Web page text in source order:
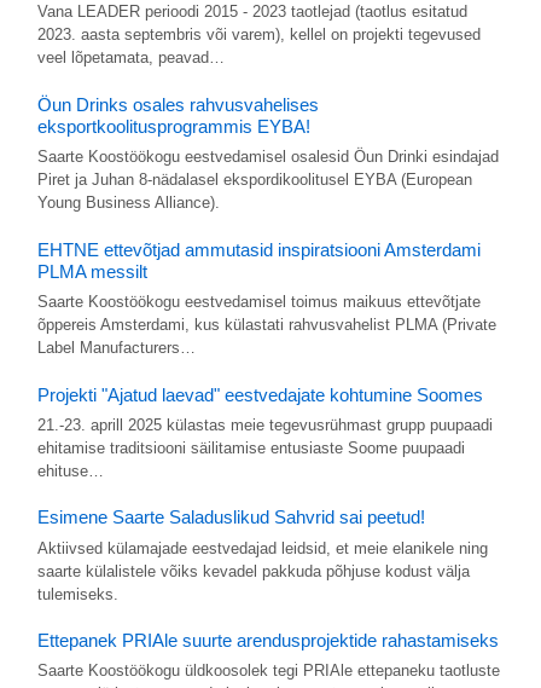
Vana LEADER perioodi 2015 - 2023 taotlejad (taotlus esitatud
2023. aasta septembris või varem), kellel on projekti tegevused
veel lõpetamata, peavad…
Öun Drinks osales rahvusvahelises
eksportkoolitusprogrammis EYBA!
Saarte Koostöökogu eestvedamisel osalesid Öun Drinki esindajad
Piret ja Juhan 8-nädalasel ekspordikoolitusel EYBA (European
Young Business Alliance).
EHTNE ettevõtjad ammutasid inspiratsiooni Amsterdami
PLMA messilt
Saarte Koostöökogu eestvedamisel toimus maikuus ettevõtjate
õppereis Amsterdami, kus külastati rahvusvahelist PLMA (Private
Label Manufacturers…
Projekti "Ajatud laevad" eestvedajate kohtumine Soomes
21.-23. aprill 2025 külastas meie tegevusrühmast grupp puupaadi
ehitamise traditsiooni säilitamise entusiaste Soome puupaadi
ehituse…
Esimene Saarte Saladuslikud Sahvrid sai peetud!
Aktiivsed külamajade eestvedajad leidsid, et meie elanikele ning
saarte külalistele võiks kevadel pakkuda põhjuse kodust välja
tulemiseks.
Ettepanek PRIAle suurte arendusprojektide rahastamiseks
Saarte Koostöökogu üldkoosolek tegi PRIAle ettepaneku taotluste